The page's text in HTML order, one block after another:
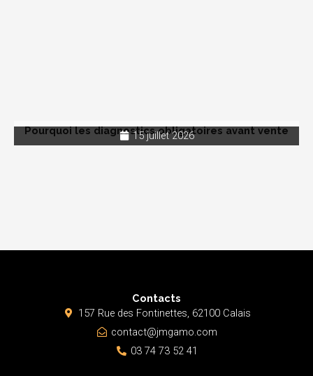
Pourquoi les diagnostics obligatoires avant vente
15 juillet 2026
Contacts
157 Rue des Fontinettes, 62100 Calais
contact@jmgamo.com
03 74 73 52 41